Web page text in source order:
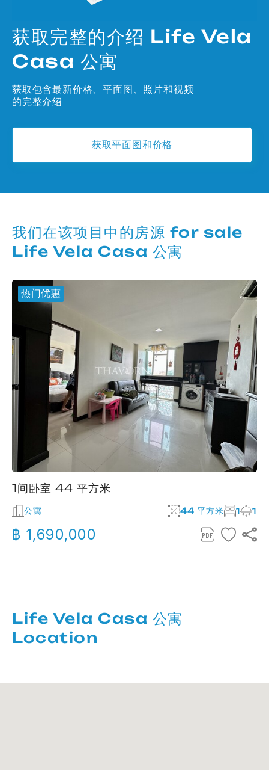
获取完整的介绍 Life Vela
Casa 公寓
获取包含最新价格、平面图、照片和视频
的完整介绍
获取平面图和价格
我们在该项目中的房源 for sale
Life Vela Casa 公寓
热门优惠
1间卧室 44 平方米
公寓 44 平方米 1 1
฿ 1,690,000
Life Vela Casa 公寓
Location